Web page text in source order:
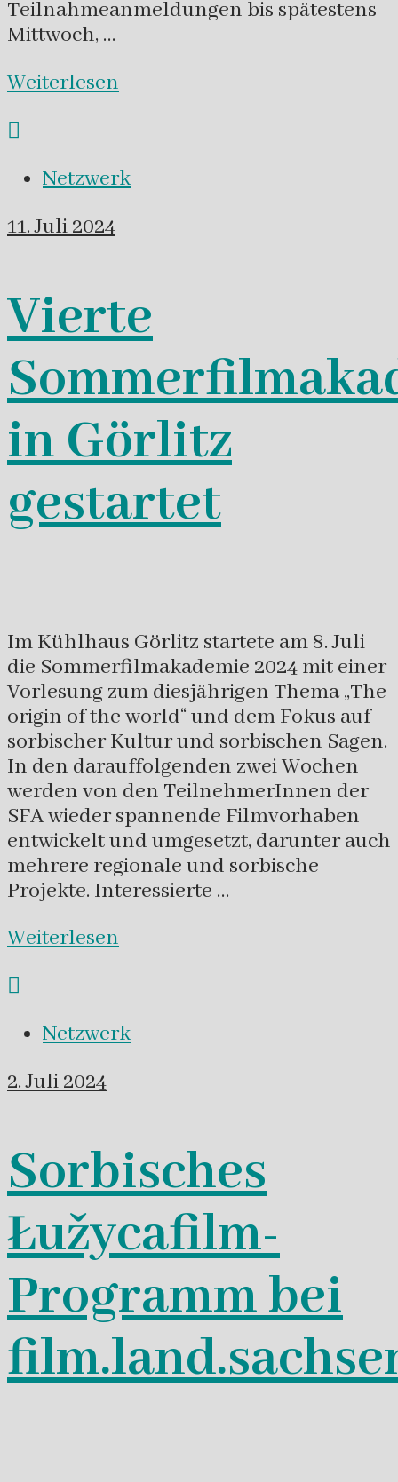
Teilnahmeanmeldungen bis spätestens
Mittwoch, …
Weiterlesen
Netzwerk
11. Juli 2024
Vierte
in Görlitz
gestartet
Im Kühlhaus Görlitz startete am 8. Juli
die Sommerfilmakademie 2024 mit einer
Vorlesung zum diesjährigen Thema „The
origin of the world“ und dem Fokus auf
sorbischer Kultur und sorbischen Sagen.
In den darauffolgenden zwei Wochen
werden von den TeilnehmerInnen der
SFA wieder spannende Filmvorhaben
entwickelt und umgesetzt, darunter auch
mehrere regionale und sorbische
Projekte. Interessierte …
Weiterlesen
Netzwerk
2. Juli 2024
Sorbisches
Łužycafilm-
Programm bei